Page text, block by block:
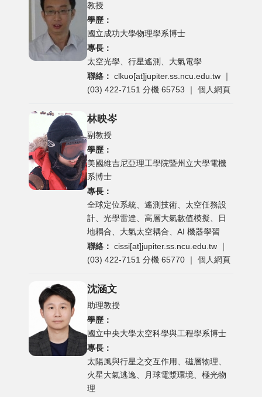
教授
學歷：
國立成功大學物理學系博士
專長：
太空光學、行星遙測、大氣電學
聯絡： clkuo[at]jupiter.ss.ncu.edu.tw ｜
(03) 422-7151 分機 65753 ｜ 個人網頁
林映岑
副教授
學歷：
美國維吉尼亞理工學院暨州立大學電機
系博士
專長：
全球定位系統、遙測技術、太空任務設
計、光學雷達、高層大氣數值模擬、日
地耦合、大氣太空耦合、AI 機器學習
聯絡： cissi[at]jupiter.ss.ncu.edu.tw ｜
(03) 422-7151 分機 65770 ｜ 個人網頁
沈涵文
助理教授
學歷：
國立中央大學太空科學與工程學系博士
專長：
太陽風與行星之交互作用、磁層物理、
火星大氣逃逸、月球電漿環境、極光物
理